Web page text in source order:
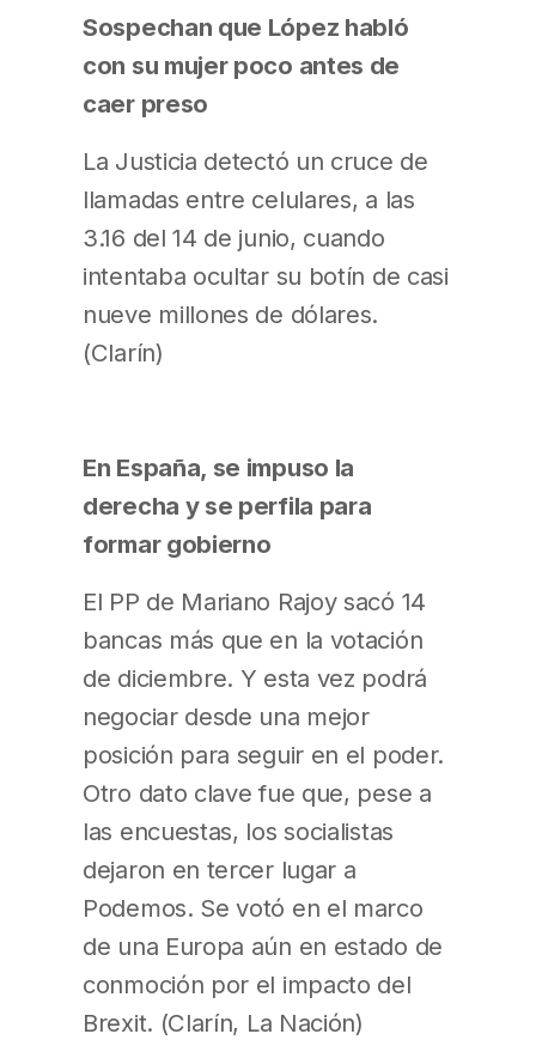
Sospechan que López habló
con su mujer poco antes de
caer preso
La Justicia detectó un cruce de
llamadas entre celulares, a las
3.16 del 14 de junio, cuando
intentaba ocultar su botín de casi
nueve millones de dólares.
(Clarín)
En España, se impuso la
derecha y se perfila para
formar gobierno
El PP de Mariano Rajoy sacó 14
bancas más que en la votación
de diciembre. Y esta vez podrá
negociar desde una mejor
posición para seguir en el poder.
Otro dato clave fue que, pese a
las encuestas, los socialistas
dejaron en tercer lugar a
Podemos. Se votó en el marco
de una Europa aún en estado de
conmoción por el impacto del
Brexit. (Clarín, La Nación)